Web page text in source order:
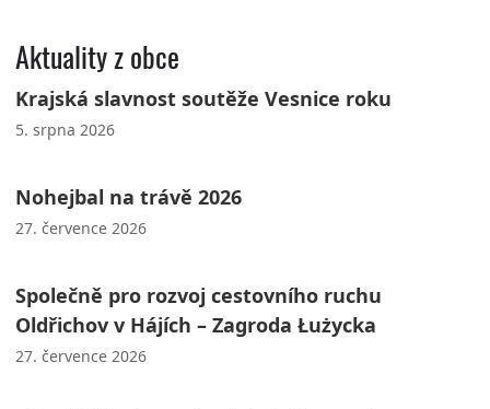
Aktuality z obce
Krajská slavnost soutěže Vesnice roku
5. srpna 2026
Nohejbal na trávě 2026
27. července 2026
Společně pro rozvoj cestovního ruchu
Oldřichov v Hájích – Zagroda Łużycka
27. července 2026